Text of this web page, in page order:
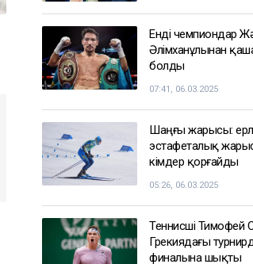
Енді чемпиондар
Әлімханұлынан
болды
07:41, 06.03.2025
Шаңғы жарысы:
эстафеталық
кімдер қорғайды
05:26, 06.03.2025
Теннисші Тимофей
Грекиядағы
финалына шықты